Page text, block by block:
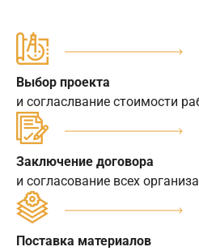
Выбор проекта
и согласлвание стоимости
Заключение договора
и согласование всех
Поставка материалов